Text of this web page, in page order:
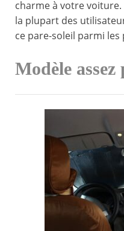
charme à votre
la plupart des
ce pare-soleil parmi
Modèle